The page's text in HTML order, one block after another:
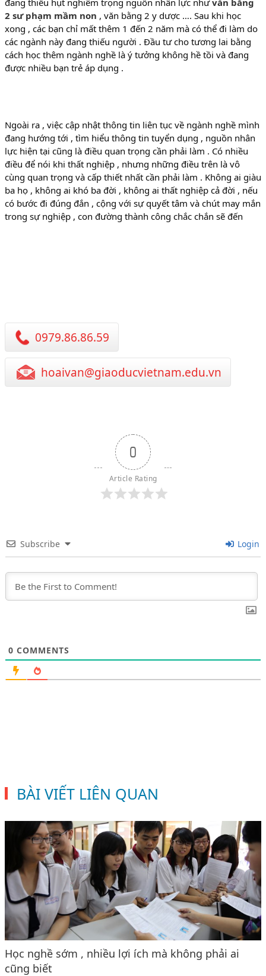
2 sư phạm mầm non , văn bằng 2 y dược …. Sau khi học
xong , các bạn chỉ mất thêm 1 đến 2 năm mà có thể đi làm do
các ngành này đang thiếu người . Đầu tư cho tương lai bằng
cách học thêm ngành nghề là ý tưởng không hề tồi và đang
được nhiều bạn trẻ áp dụng .
Ngoài ra , việc cập nhật thông tin liên tục về ngành nghề mình
đang hướng tới , tìm hiểu thông tin tuyển dụng , nguồn nhân
lực hiện tại cũng là điều quan trọng cần phải làm . Có nhiều
điều để nói khi thất nghiệp , nhưng những điều trên là vô
cùng quan trọng và cấp thiết nhất cần phải làm . Không ai giàu
ba họ , không ai khó ba đời , không ai thất nghiệp cả đời , nếu
có bước đi đúng đắn , cộng với sự quyết tâm và chút may mắn
trong sự nghiệp , con đường thành công chắc chắn sẽ đến
0979.86.86.59
hoaivan@giaoducvietnam.edu.vn
0
Article Rating
Subscribe Login
0 COMMENTS
BÀI VIẾT LIÊN QUAN
Học nghề sớm , nhiều lợi ích mà không phải ai
cũng biết